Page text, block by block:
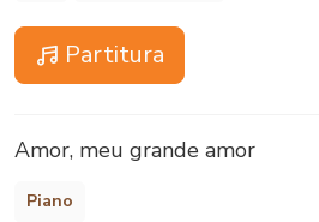
Partitura
Amor, meu grande amor
Piano